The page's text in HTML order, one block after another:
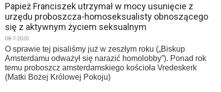
Papież Franciszek utrzymał w mocy usunięcie z
urzędu proboszcza-homoseksualisty obnoszącego
się z aktywnym życiem seksualnym
08-7-2020
O sprawie tej pisaliśmy już w zeszłym roku („Biskup
Amsterdamu odważył się narazić homolobby”). Ponad rok
temu proboszcz amsterdamskiego kościoła Vredeskerk
(Matki Bożej Królowej Pokoju)